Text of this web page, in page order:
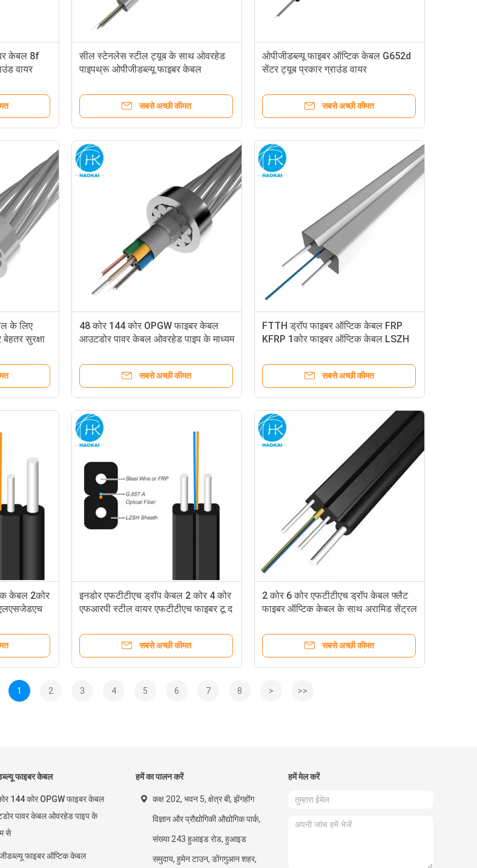
केबल 8f
वायर
सील स्टेनलेस स्टील ट्यूब के साथ ओवरहेड
पाइपथ्रू ओपीजीडब्ल्यू फाइबर केबल
सबसे अच्छी कीमत
ओपीजीडब्ल्यू फाइबर ऑप्टिक केबल G652d
सेंटर ट्यूब प्रकार ग्राउंड वायर
सबसे अच्छी कीमत
के लिए
सुरक्षा
48 कोर 144 कोर OPGW फाइबर केबल
आउटडोर पावर केबल ओवरहेड पाइप के माध्यम
सबसे अच्छी कीमत
FTTH ड्रॉप फाइबर ऑप्टिक केबल FRP
KFRP 1कोर फाइबर ऑप्टिक केबल LSZH
सबसे अच्छी कीमत
केबल 2कोर
इनडोर एफटीटीएच ड्रॉप केबल 2 कोर 4 कोर
एफआरपी स्टील वायर एफटीटीएच फाइबर टू द
सबसे अच्छी कीमत
2 कोर 6 कोर एफटीटीएच ड्रॉप केबल फ्लैट
फाइबर ऑप्टिक केबल के साथ अरामिड सेंट्रल
सबसे अच्छी कीमत
1 2 3 4 5 6 7 8 > >>
फाइबर केबल
144 कोर OPGW फाइबर केबल
पावर केबल ओवरहेड पाइप के
से
फाइबर ऑप्टिक केबल
हमें का पालन करें
कक्ष 202, भवन 5, क्षेत्र बी, झेंगहोंग
विज्ञान और प्रौद्योगिकी औद्योगिक पार्क,
संख्या 243 हुआइड रोड, हुआइड
समुदाय, हुमेन टाउन, डोंगगुआन शहर,
हमें मेल करें